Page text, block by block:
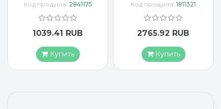
Код продукта: 2841175
1039.41 RUB
Купить
Код продукта: 1811321
2765.92 RUB
Купить